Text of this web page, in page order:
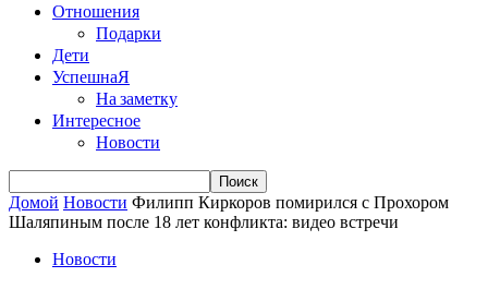
Отношения
Подарки
Дети
УспешнаЯ
На заметку
Интересное
Новости
Домой Новости Филипп Киркоров помирился с Прохором
Шаляпиным после 18 лет конфликта: видео встречи
Новости